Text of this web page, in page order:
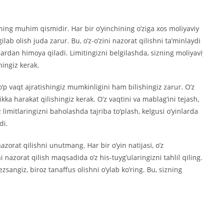
muhim qismidir. Har bir o’yinchining o’ziga xos moliyaviy
olish juda zarur. Bu, o’z-o’zini nazorat qilishni ta’minlaydi
himoya qiladi. Limitingizni belgilashda, sizning
kerak.
vaqt ajratishingiz mumkinligini ham bilishingiz zarur. O’z
harakat qilishingiz kerak. O’z vaqtini va mablag’ini tejash,
baholashda tajriba to’plash, kelgusi o’yinlarda
qilishni unutmang. Har bir o’yin natijasi, o’z
qilish maqsadida o’z his-tuyg’ularingizni tahlil qiling.
biroz tanaffus olishni o’ylab ko’ring. Bu, sizning